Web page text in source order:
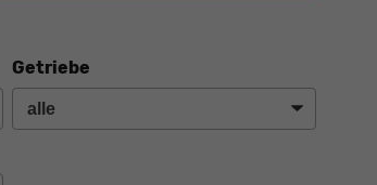
Getriebe